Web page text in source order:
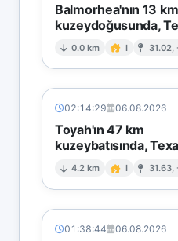
Balmorhea'nın 13
kuzeydoğusunda,
0.0 km I 31.02,
02:14:29 06.08.2026
Toyah'ın 47 km
kuzeybatısında,
4.2 km I 31.63,
01:38:44 06.08.2026